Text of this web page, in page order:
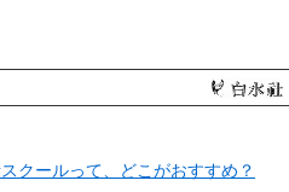
クールって、どこがおすすめ？